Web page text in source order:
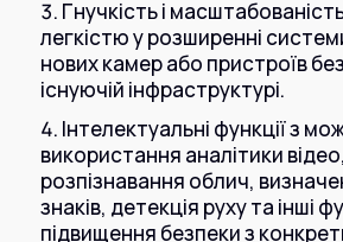
Для дому
Для бізнесу
Карта покриття
Магазин
Загальні запитання:
info@simnet.kiev.ua
Гнучкість і
легкістю у розширенні
нових камер або пристроїв
існуючій інфраструктурі.
Інтелектуальні функції з
використання аналітики
розпізнавання облич,
знаків, детекція руху та інші
підвищення безпеки з